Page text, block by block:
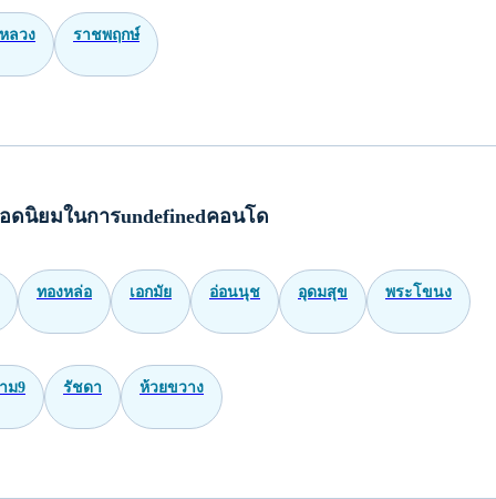
ลวง ราชพฤกษ์
ดนิยมในการundefinedคอนโด
ทองหล่อ เอกมัย อ่อนนุช อุดมสุข พระโขนง
ม9 รัชดา ห้วยขวาง